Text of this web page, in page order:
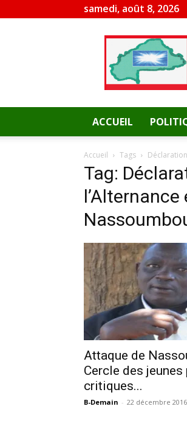
samedi, août 8, 2026
ACCUEIL
Accueil Tags
Tag:
Attaque de
Cercle des jeunes
critiques...
B-Demain - 22 décembre 2016